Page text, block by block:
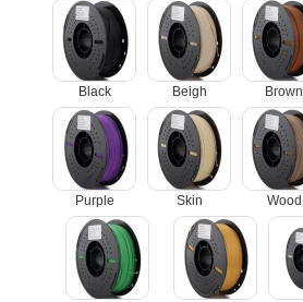
Black Beigh Brown
Purple Skin Wood